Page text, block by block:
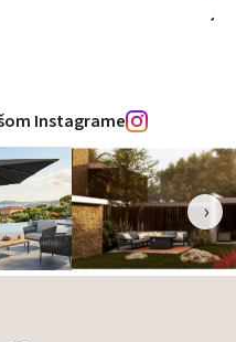
1
Instagrame
›